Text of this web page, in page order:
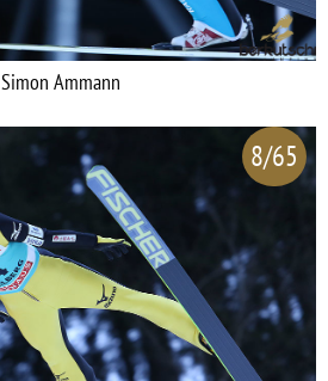
Simon Ammann
8/65